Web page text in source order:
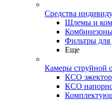
Средства
Шлемы и
Фильтры для
Еще
Камеры струйной
КСО
КСО